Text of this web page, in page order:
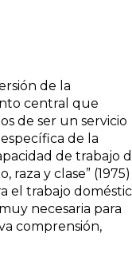
de la
central que
de ser un servicio
de la
de trabajo
raza y clase”
el trabajo
necesaria para
comprensión,